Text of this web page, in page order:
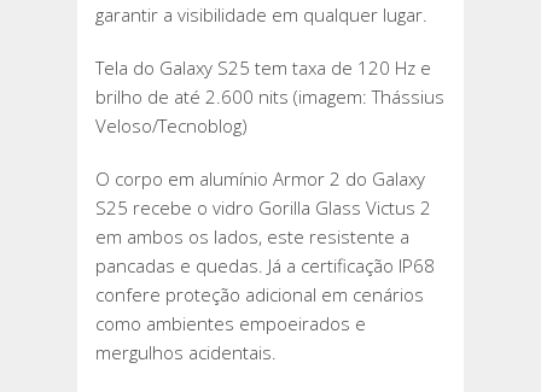
garantir a visibilidade em qualquer lugar.
Tela do Galaxy S25 tem taxa de 120 Hz e
brilho de até 2.600 nits (imagem: Thássius
Veloso/Tecnoblog)
O corpo em alumínio Armor 2 do Galaxy
S25 recebe o vidro Gorilla Glass Victus 2
em ambos os lados, este resistente a
pancadas e quedas. Já a certificação IP68
confere proteção adicional em cenários
como ambientes empoeirados e
mergulhos acidentais.